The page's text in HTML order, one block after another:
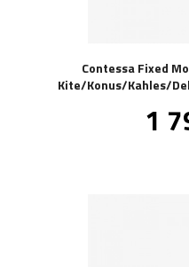
Contessa Fixed
Kite/Konus/Kahles/
1